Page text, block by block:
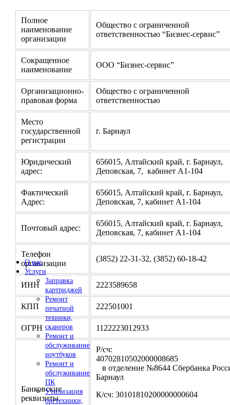
О нас
Услуги
Заправка
картриджей
Ремонт
печатной
техники,
сканеров
Ремонт и
обслуживание
ноутбуков
Ремонт и
обслуживание
ПК
Утилизация
оргтехники,
Полное
наименование
организации
Общество с ограниченной
ответственностью “Бизнес-сервис”
Сокращенное
наименование
ООО “Бизнес-сервис”
Организационно-
правовая форма
Общество с ограниченной
ответственностью
Место
государственной
регистрации
г. Барнаул
Юридический
адрес:
656015, Алтайский край, г. Барнаул,
Деповская, 7, кабинет А1-104
Фактический
Адрес:
656015, Алтайский край, г. Барнаул,
Деповская, 7, кабинет А1-104
Почтовый адрес:
656015, Алтайский край, г. Барнаул,
Деповская, 7, кабинет А1-104
Телефон
организации
(3852) 22-31-32, (3852) 60-18-42
ИНН 2223589658
КПП 222501001
ОГРН 1122223012933
Банковские
реквизиты
Р/сч:
в отделение №8644 Сбербанка
Барнаул
К/сч: 30101810200000000604